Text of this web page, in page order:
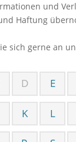
und
Haftung
sich gerne an
D E
K L